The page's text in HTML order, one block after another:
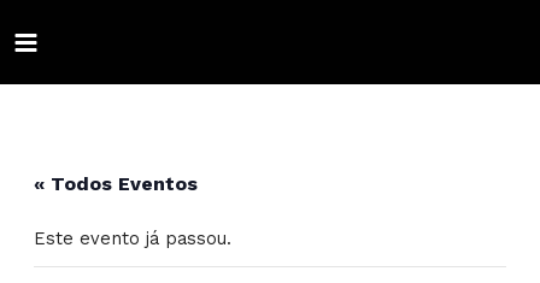
para
conteúdo
« Todos Eventos
Este evento já passou.